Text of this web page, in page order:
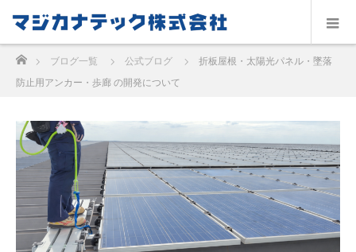
ブログ一覧 公式ブログ
折板屋根・太陽光パネル・墜落
防止用アンカー・歩廊 の開発について